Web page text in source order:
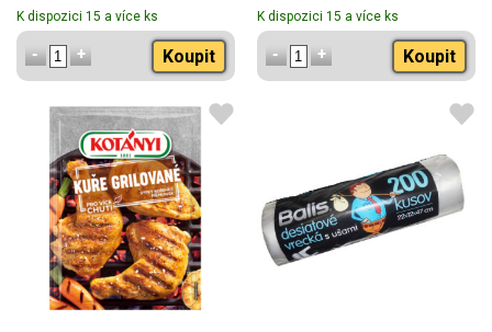
K dispozici 15 a více ks
Koupit
K dispozici 15 a více ks
Koupit